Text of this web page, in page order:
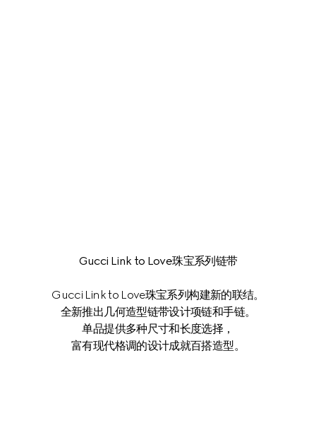
Gucci Link to Love珠宝系列链带
Gucci Link to Love珠宝系列构建新的联结。
全新推出几何造型链带设计项链和手链。
单品提供多种尺寸和长度选择，
富有现代格调的设计成就百搭造型。